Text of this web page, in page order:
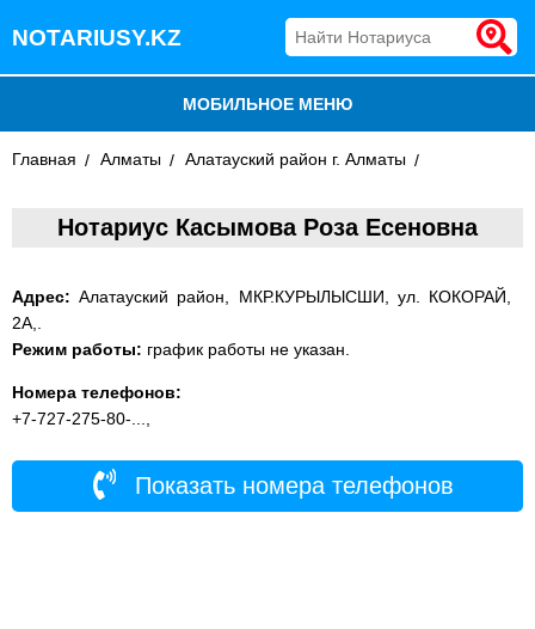
NOTARIUSY.KZ
МОБИЛЬНОЕ МЕНЮ
БЛОГ
ДОБАВИТЬ КОМПАНИЮ
Главная Алматы Алатауский район г. Алматы
Нотариус Касымова Роза Есеновна
Адрес: Алатауский район, МКР.КУРЫЛЫСШИ, ул. КОКОРАЙ,
2А,.
Режим работы: график работы не указан.
Номера телефонов:
+7-727-275-80-...,
Показать номера телефонов